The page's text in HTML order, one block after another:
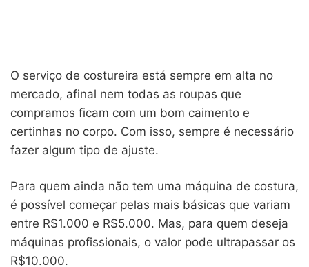
O serviço de costureira está sempre em alta no
mercado, afinal nem todas as roupas que
compramos ficam com um bom caimento e
certinhas no corpo. Com isso, sempre é necessário
fazer algum tipo de ajuste.
Para quem ainda não tem uma máquina de costura,
é possível começar pelas mais básicas que variam
entre R$1.000 e R$5.000. Mas, para quem deseja
máquinas profissionais, o valor pode ultrapassar os
R$10.000.